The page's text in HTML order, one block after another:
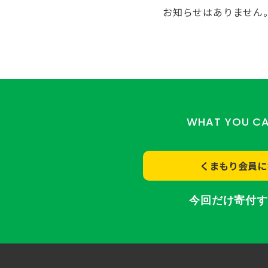
お知らせはありません。
WHAT YOU
くまもり会員
今回だけ寄付